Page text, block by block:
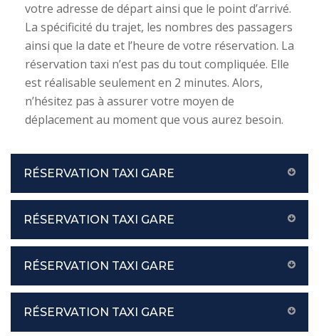
votre adresse de départ ainsi que le point d’arrivé.
La spécificité du trajet, les nombres des passagers
ainsi que la date et l’heure de votre réservation. La
réservation taxi n’est pas du tout compliquée. Elle
est réalisable seulement en 2 minutes. Alors,
n’hésitez pas à assurer votre moyen de
déplacement au moment que vous aurez besoin.
RÉSERVATION TAXI GARE
RÉSERVATION TAXI GARE
RÉSERVATION TAXI GARE
RÉSERVATION TAXI GARE